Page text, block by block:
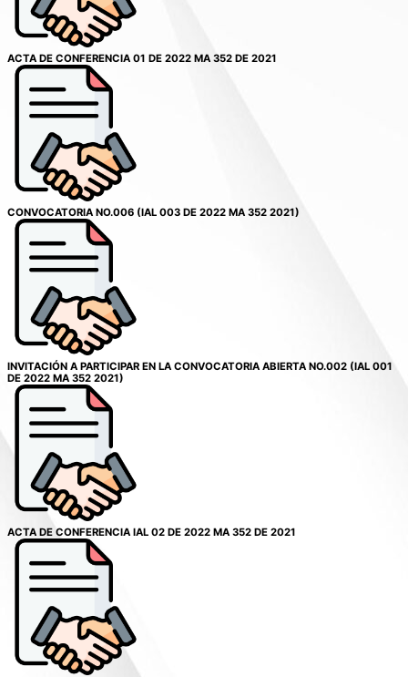
ACTA DE CONFERENCIA 01 DE 2022 MA 352 DE 2021
CONVOCATORIA NO.006 (IAL 003 DE 2022 MA 352 2021)
INVITACIÓN A PARTICIPAR EN LA CONVOCATORIA ABIERTA NO.002 (IAL 001
DE 2022 MA 352 2021)
ACTA DE CONFERENCIA IAL 02 DE 2022 MA 352 DE 2021